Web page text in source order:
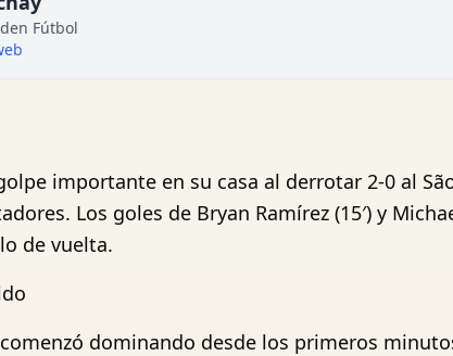
Fútbol
importante en su casa al derrotar 2-0 al
Los goles de Bryan Ramírez (15′) y
de vuelta.
dominando desde los primeros